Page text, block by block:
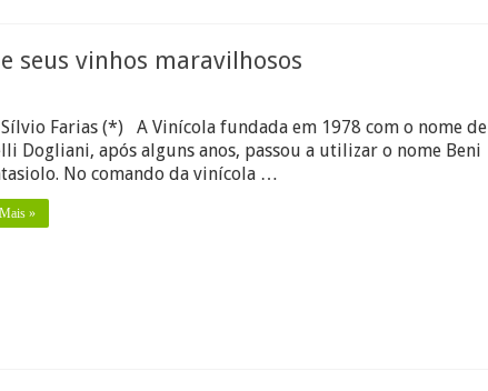
seus vinhos maravilhosos
Farias (*) A Vinícola fundada em 1978 com o nome de
Dogliani, após alguns anos, passou a utilizar o nome Beni
No comando da vinícola …
»